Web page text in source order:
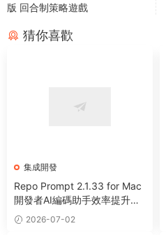
版 回合制策略遊戲
猜你喜歡
集成開發
Repo Prompt 2.1.33 for Mac
開發者AI編碼助手效率提升工
具 2026-07-02